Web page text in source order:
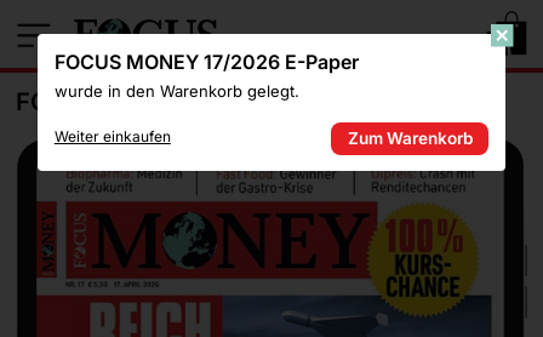
FOCUS MONEY 17/2026 E-Paper
wurde in den Warenkorb gelegt.
Weiter einkaufen Zum Warenkorb
1
FOCUS MONEY 17/2026 E-PAPER